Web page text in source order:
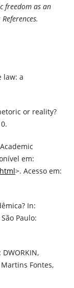
freedom as an
law: a
or reality?
em:
>. Acesso em:
In:
Paulo:
DWORKIN,
Fontes,